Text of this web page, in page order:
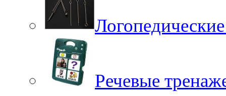
Речевые